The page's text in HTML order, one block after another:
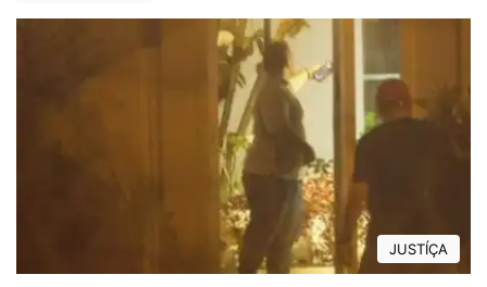
JUSTÍÇA